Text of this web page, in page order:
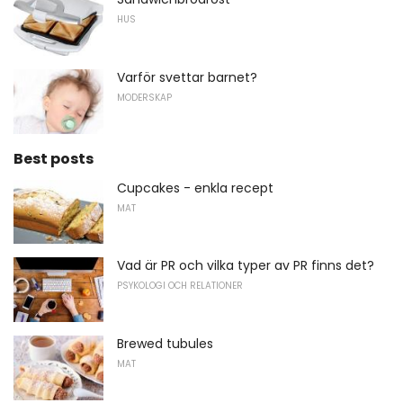
HUS
Varför svettar barnet?
MODERSKAP
Best posts
Cupcakes - enkla recept
MAT
Vad är PR och vilka typer av PR finns det?
PSYKOLOGI OCH RELATIONER
Brewed tubules
MAT